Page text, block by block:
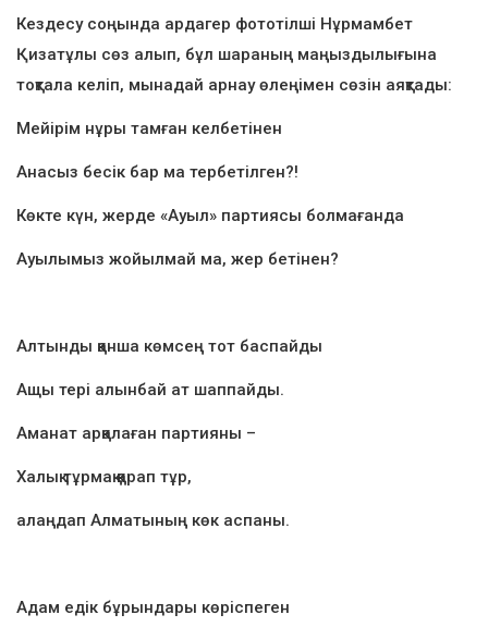
Кездесу соңында ардагер фототілші Нұрмамбет
Қизатұлы сөз алып, бұл шараның маңыздылығына
тоқтала келіп, мынадай арнау өлеңімен сөзін аяқтады:
Мейірім нұры тамған келбетінен
Анасыз бесік бар ма тербетілген?!
Көкте күн, жерде «Ауыл» партиясы болмағанда
Ауылымыз жойылмай ма, жер бетінен?
Алтынды қанша көмсең тот баспайды
Ащы тері алынбай ат шаппайды.
Аманат арқалаған партияны –
Халық тұрмақ қарап тұр,
алаңдап Алматының көк аспаны.
Адам едік бұрындары көріспеген